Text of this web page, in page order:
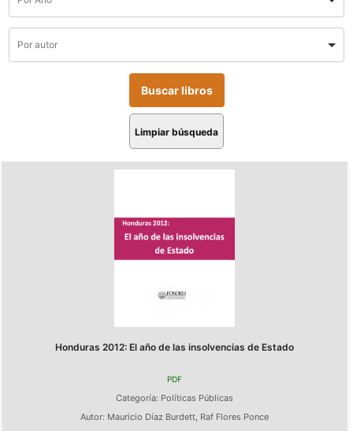
Limpiar búsqueda
Honduras 2012: El año de las insolvencias de Estado
PDF
Categoría: Políticas Públicas
Autor: Mauricio Díaz Burdett, Raf Flores Ponce